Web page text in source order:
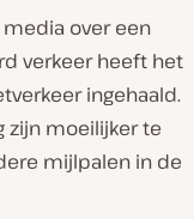
over een
verkeer heeft het
ingehaald.
zijn moeilijker te
mijlpalen in de